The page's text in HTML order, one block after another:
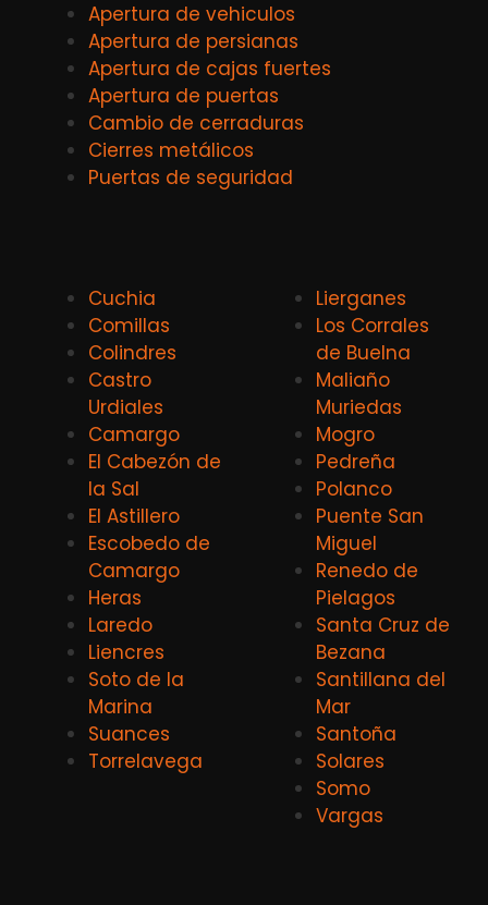
Apertura de vehiculos
Apertura de persianas
Apertura de cajas fuertes
Apertura de puertas
Cambio de cerraduras
Cierres metálicos
Puertas de seguridad
Cuchia
Comillas
Colindres
Castro
Urdiales
Camargo
El Cabezón de
la Sal
El Astillero
Escobedo de
Camargo
Heras
Laredo
Liencres
Soto de la
Marina
Suances
Torrelavega
Lierganes
Los Corrales
de Buelna
Maliaño
Muriedas
Mogro
Pedreña
Polanco
Puente San
Miguel
Renedo de
Pielagos
Santa Cruz de
Bezana
Santillana del
Mar
Santoña
Solares
Somo
Vargas